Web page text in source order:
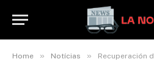
Home » Notícias » Recuperación de créditos tributarios